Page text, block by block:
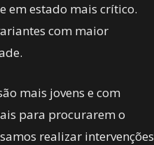
em estado mais crítico.
com maior
mais jovens e com
para procurarem o
realizar intervenções